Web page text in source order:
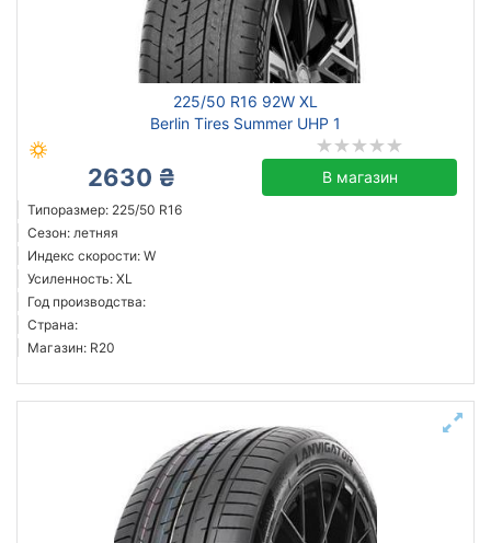
225/50 R16 92W XL
Berlin Tires Summer UHP 1
2630 ₴ В магазин
Типоразмер: 225/50 R16
Сезон: летняя
Индекс скорости: W
Усиленность: XL
Год производства:
Страна:
Магазин: R20